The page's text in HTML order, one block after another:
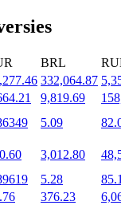
BRL
332,064.87
9,819.69
5.09
3,012.80
5.28
376.23